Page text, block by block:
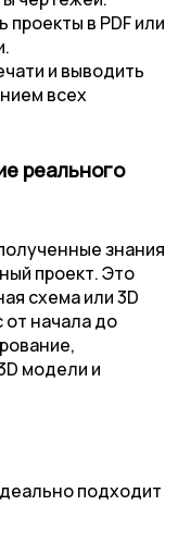
проекты в PDF или
и выводить
всех
реального
знания
проект. Это
схема или 3D
начала до
модели и
подходит